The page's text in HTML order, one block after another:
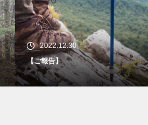
2022.12.30
【ご報告】